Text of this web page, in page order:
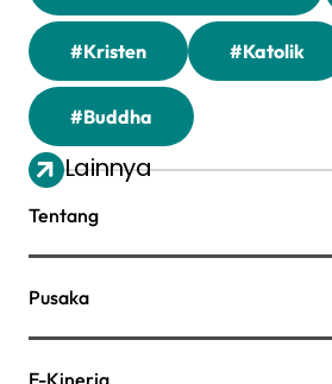
#Kristen #Katolik
#Buddha
Lainnya
Tentang
Pusaka